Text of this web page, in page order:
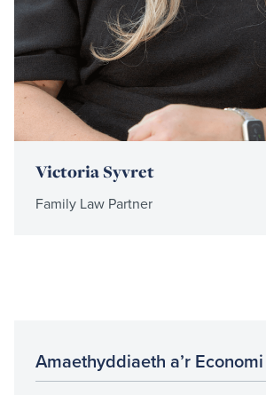
Amaethyddiaeth a’r
Victoria Syvret
Family Law Partner